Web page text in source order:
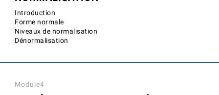
Introduction
Forme normale
Niveaux de normalisation
Dénormalisation
Module4